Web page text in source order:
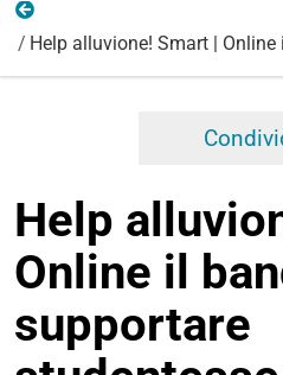
Help alluvione! Smart |
Help
Online il
supportare